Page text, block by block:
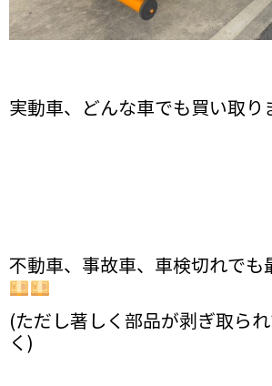
実動車、どんな車でも買い取り
不動車、事故車、車検切れでも
(ただし著しく部品が剥ぎ取ら
く)